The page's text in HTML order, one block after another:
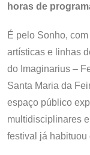
horas de
É pelo Sonho,
artísticas e linhas
do Imaginarius –
Santa Maria da
espaço público
multidisciplinares
festival já habituou